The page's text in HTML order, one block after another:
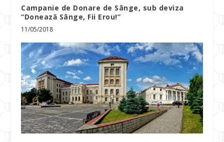
Campanie de Donare de Sânge, sub deviza
“Donează Sânge, Fii Erou!”
11/05/2018